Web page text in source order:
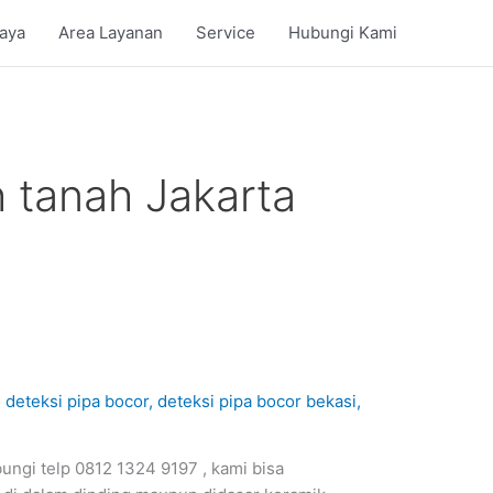
Area Layanan Service Hubungi Kami
Jakarta
deteksi pipa bocor, deteksi pipa bocor bekasi,
telp 0812 1324 9197 , kami bisa